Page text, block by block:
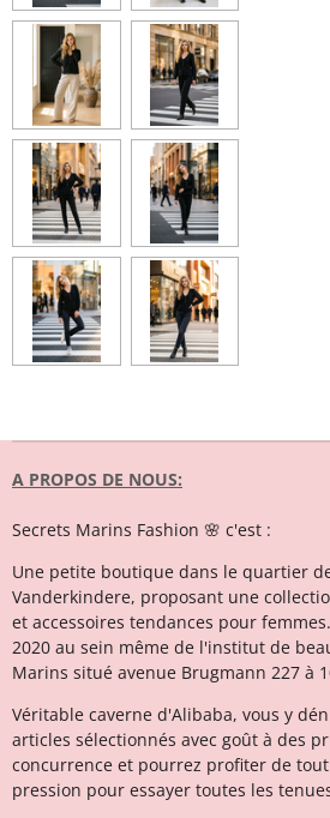
A PROPOS DE NOUS:
Secrets Marins Fashion 🌸 c'est :
Une petite boutique dans le quartier
Vanderkindere, proposant une
et accessoires tendances pour
2020 au sein même de l'institut de
Marins situé avenue Brugmann 227 à
Véritable caverne d'Alibaba, vous y
articles sélectionnés avec goût à des
concurrence et pourrez profiter de
pression pour essayer toutes les